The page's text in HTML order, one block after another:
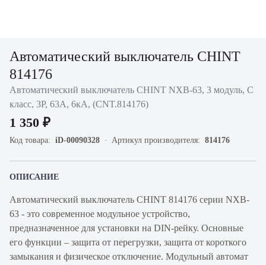
Автоматический выключатель CHINT
814176
Автоматический выключатель CHINT NXB-63, 3 модуль, C
класс, 3P, 63А, 6кА, (CNT.814176)
1 350 ₽
Код товара: iD-00090328 Артикул производителя: 814176
ОПИСАНИЕ
Автоматический выключатель CHINT 814176 серии NXB-
63 - это современное модульное устройство,
предназначенное для установки на DIN-рейку. Основные
его функции – защита от перегрузки, защита от короткого
замыкания и физическое отключение. Модульный автомат